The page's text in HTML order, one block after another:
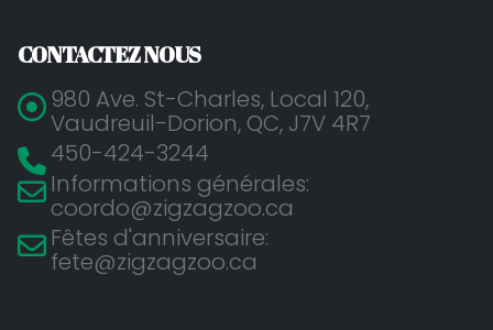
CONTACTEZ NOUS
980 Ave. St-Charles, Local 120,
Vaudreuil-Dorion, QC, J7V 4R7
450-424-3244
Informations générales:
coordo@zigzagzoo.ca
Fêtes d'anniversaire:
fete@zigzagzoo.ca